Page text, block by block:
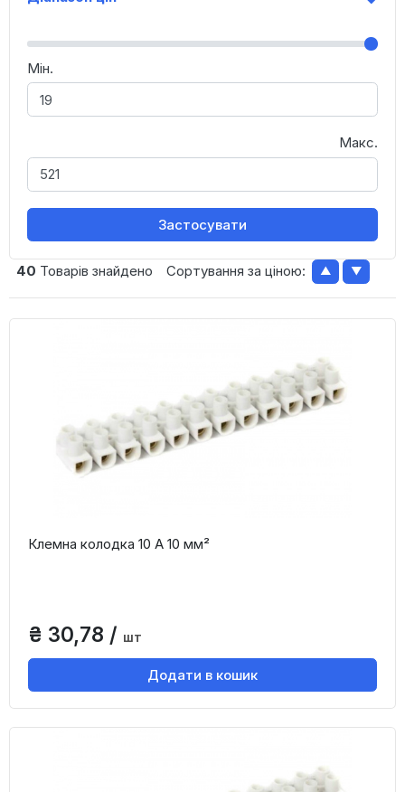
Мін.
Макс.
Застосувати
40 Товарів знайдено Сортування за ціною: ▲ ▼
Клемна колодка 10 А 10 мм²
₴ 30,78 / шт
Додати в кошик